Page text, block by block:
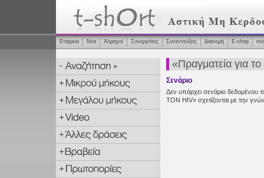
Εταιρεία Νέα Χορηγοί Συνεργάτες Συνεντεύξεις Διανομή Ε-shop
«Πραγματεία για
Σενάριο
Δεν υπάρχει σενάριο δεδομένου
ΤΟΝ HIV» σχετίζονται με την